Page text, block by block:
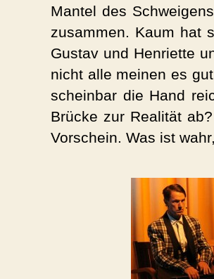
Mantel des
zusammen. Kaum hat
Gustav und Henriette
nicht alle meinen es
scheinbar die Hand
Brücke zur Realität
Vorschein. Was ist